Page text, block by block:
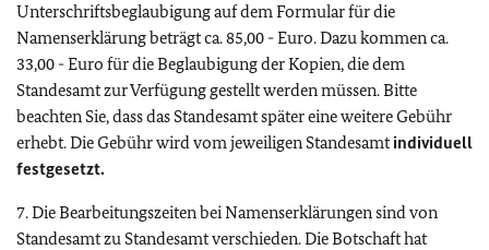
Unterschriftsbeglaubigung auf dem Formular für die
Namenserklärung beträgt ca. 85,00 - Euro. Dazu kommen ca.
33,00 - Euro für die Beglaubigung der Kopien, die dem
Standesamt zur Verfügung gestellt werden müssen. Bitte
beachten Sie, dass das Standesamt später eine weitere Gebühr
erhebt. Die Gebühr wird vom jeweiligen Standesamtindividuell
festgesetzt.
7. Die Bearbeitungszeiten bei Namenserklärungen sind von
Standesamt zu Standesamt verschieden. Die Botschaft hat